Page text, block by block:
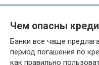
Чем опасны
Банки все чаще
период погашения по
как правильно